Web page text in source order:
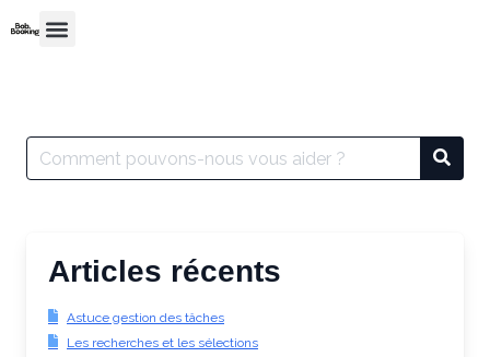
Articles récents
Astuce gestion des tâches
Les recherches et les sélections